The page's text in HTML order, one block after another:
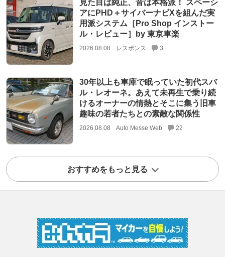
見た目は純正、音は本格派！ スペーシ
アにPHD＋サイバーナビXを組んだ実
用派システム［Pro Shop インストー
ル・レビュー］by 東京車楽
2026.08.08 レスポンス 3
30年以上も車庫で眠っていた初代スバ
ル・レオーネ。あえて未再生で乗り続
けるオーナーの情熱とそこに集う旧車
趣味の若者たちとの素敵な関係性
2026.08.08 Auto Messe Web 22
おすすめをもっと見る